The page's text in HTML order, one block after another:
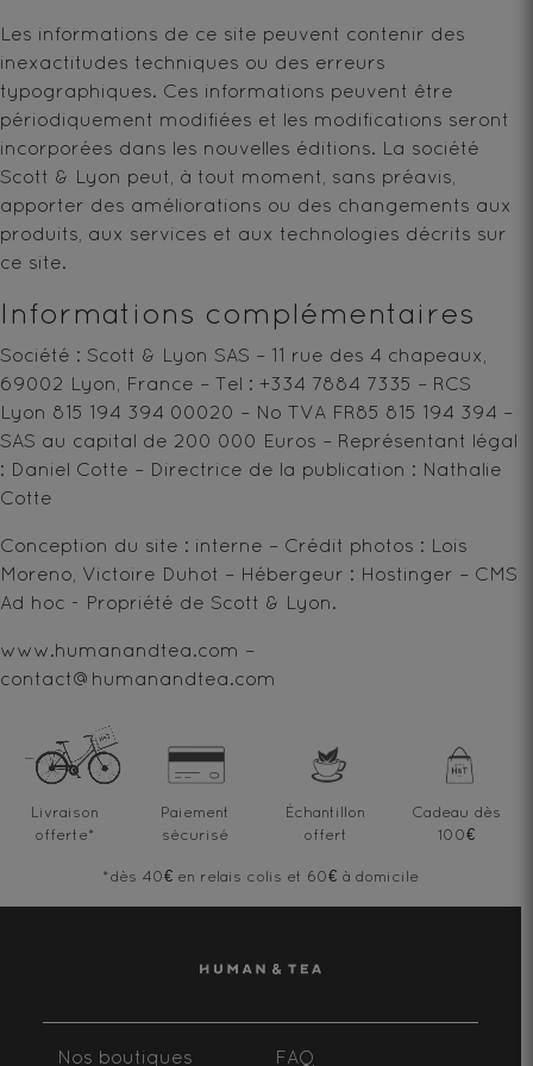
Les informations de ce site peuvent contenir des
inexactitudes techniques ou des erreurs
typographiques. Ces informations peuvent être
périodiquement modifiées et les modifications seront
incorporées dans les nouvelles éditions. La société
Scott & Lyon peut, à tout moment, sans préavis,
apporter des améliorations ou des changements aux
produits, aux services et aux technologies décrits sur
ce site.
Informations complémentaires
Société : Scott & Lyon SAS – 11 rue des 4 chapeaux,
69002 Lyon, France – Tel : +334 7884 7335 – RCS
Lyon 815 194 394 00020 – No TVA FR85 815 194 394 –
SAS au capital de 200 000 Euros – Représentant légal
: Daniel Cotte – Directrice de la publication : Nathalie
Cotte
Conception du site : interne – Crédit photos : Lois
Moreno, Victoire Duhot – Hébergeur : Hostinger – CMS
Ad hoc - Propriété de Scott & Lyon.
www.humanandtea.com –
contact@humanandtea.com
Livraison
offerte*
Paiement
sécurisé
Échantillon
offert
Cadeau dès
100€
*dès 40€ en relais colis et 60€ à domicile
Nos boutiques FAQ